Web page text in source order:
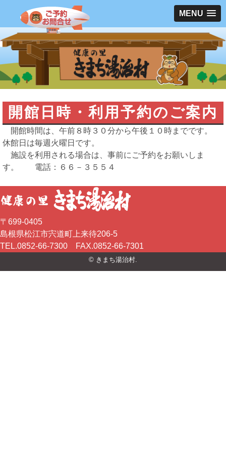
MENU
開館日時・利用予約のご案内
開館時間は、午前８時３０分から午後１０時までです。
休館日は毎週火曜日です。
施設を利用される場合は、事前にご予約をお願いしま
す。 電話：６６－３５５４
〒699-0405
島根県松江市宍道町上来待206-5
TEL.0852-66-7300 FAX.0852-66-7301
© きまち湯治村.